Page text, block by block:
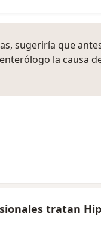
sugeriría que
la causa
tratan